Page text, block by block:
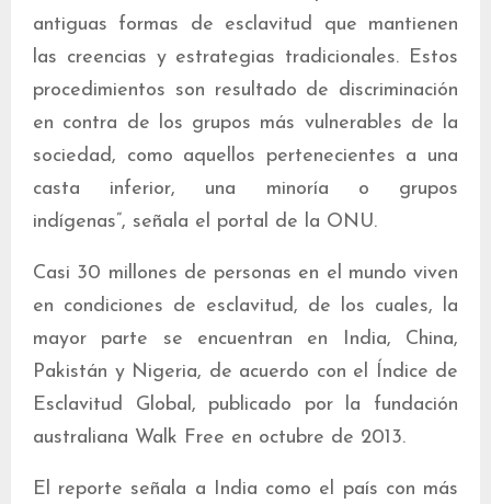
antiguas formas de esclavitud que mantienen
las creencias y estrategias tradicionales. Estos
procedimientos son resultado de discriminación
en contra de los grupos más vulnerables de la
sociedad, como aquellos pertenecientes a una
casta inferior, una minoría o grupos
indígenas”, señala el portal de la ONU.
Casi 30 millones de personas en el mundo viven
en condiciones de esclavitud, de los cuales, la
mayor parte se encuentran en India, China,
Pakistán y Nigeria, de acuerdo con el Índice de
Esclavitud Global, publicado por la fundación
australiana Walk Free en octubre de 2013.
El reporte señala a India como el país con más